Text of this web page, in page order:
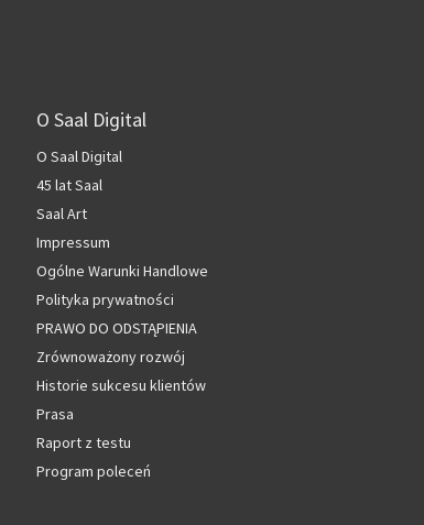
O Saal Digital
O Saal Digital
45 lat Saal
Saal Art
Impressum
Ogólne Warunki Handlowe
Polityka prywatności
PRAWO DO ODSTĄPIENIA
Zrównoważony rozwój
Historie sukcesu klientów
Prasa
Raport z testu
Program poleceń